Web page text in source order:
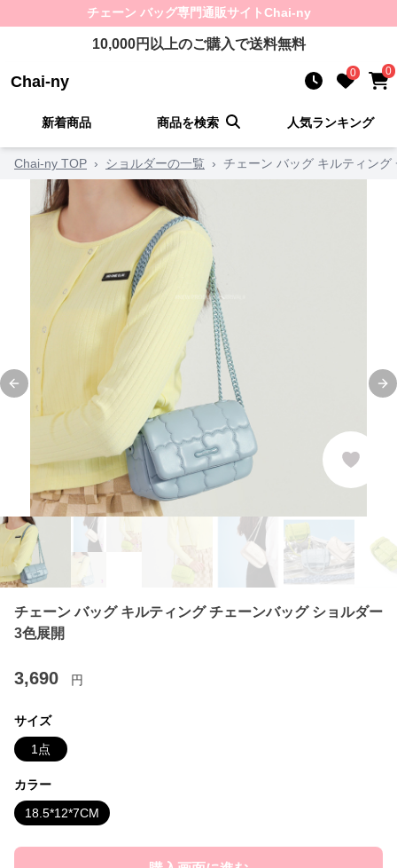
チェーン バッグ専門通販サイトChai-ny
10,000円以上のご購入で送料無料
Chai-ny 0 0
新着商品 商品を検索 人気ランキング
Chai-ny TOP › ショルダーの一覧 › チェーン バッグ キルティン
Previous slide
チェーン バッグ キルティング チェーンバッグ ショルダー
3色展開
3,690 円
サイズ
1点
カラー
18.5*12*7CM